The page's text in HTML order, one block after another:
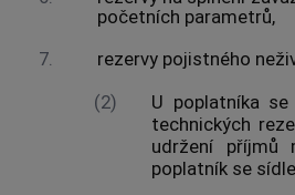
početních parametrů,
7.
rezervy pojistného
(2)
U poplatníka
technických
udržení příjmů
poplatník se